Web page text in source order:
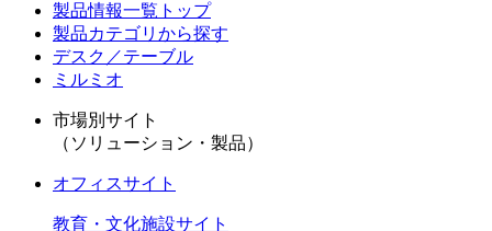
製品情報一覧トップ
製品カテゴリから探す
デスク／テーブル
ミルミオ
市場別サイト
（ソリューション・製品）
オフィスサイト
教育・文化施設サイト